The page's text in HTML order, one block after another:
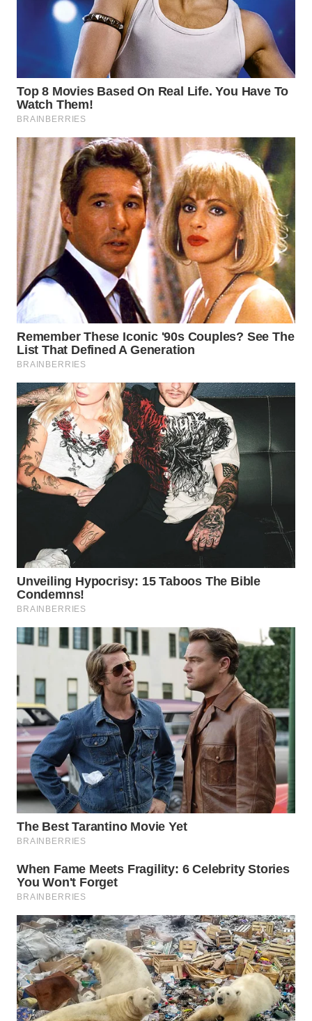
WN
NIAS
WN
LANGKAT
WN
TAPANULI
SELATAN
WN
TANJUNG
LESUNG
WN
KARO
WN
SIMALUNGUN
WN
LABUHANBATU
WN
WN DELI
SERDANG
WN
TINGGI
WN
PAKPAK
WN
KARAWANG
WN
BEKASI
WN
BOGOR
WN
DEPOK
WN
TAPANULI
UTARA
WN
SAMOSIR